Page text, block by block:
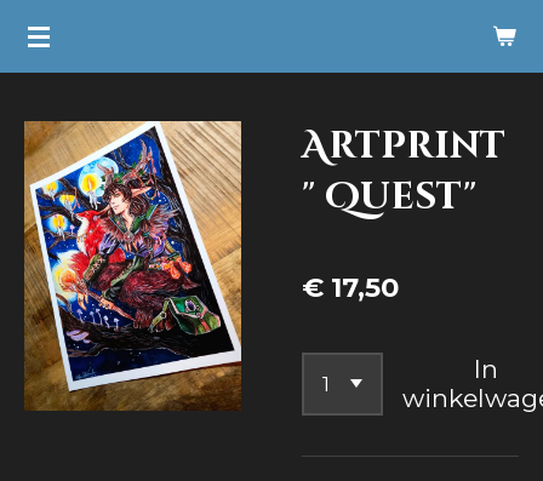
Ga
de
hoofdinhoud
Artprint
" Quest"
€ 17,50
In